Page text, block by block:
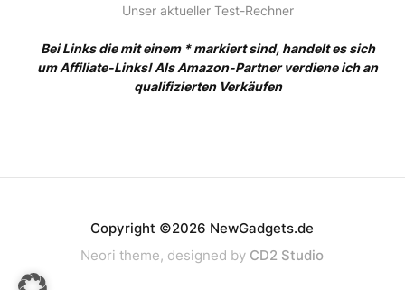
Unser aktueller Test-Rechner
Bei Links die mit einem * markiert sind, handelt es sich
um Affiliate-Links! Als Amazon-Partner verdiene ich an
qualifizierten Verkäufen
Copyright ©2026 NewGadgets.de
Neori theme, designed by CD2 Studio